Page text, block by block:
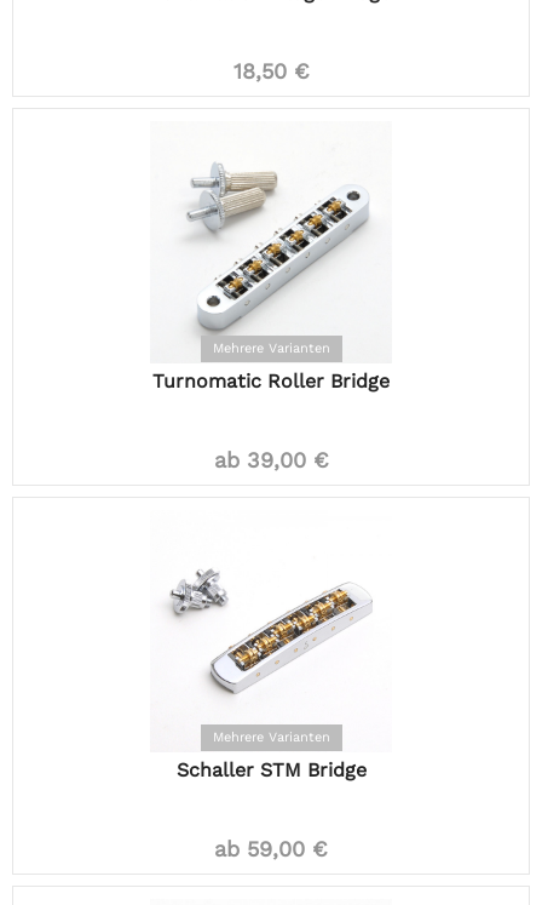
18,50 €
Mehrere Varianten
Turnomatic Roller Bridge
ab 39,00 €
Mehrere Varianten
Schaller STM Bridge
ab 59,00 €